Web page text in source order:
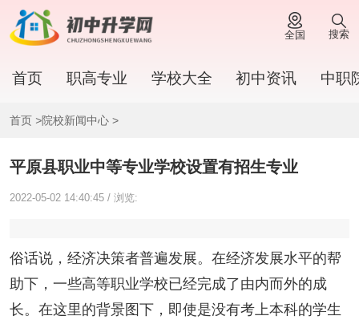
全国 搜索
首页 职高专业 学校大全 初中资讯 中职
首页 >院校新闻中心>
平原县职业中等专业学校设置有招生专业
2022-05-02 14:40:45 / 浏览:
俗话说，经济决策者普遍发展。在经济发展水平的帮
助下，一些高等职业学校已经完成了由内而外的成
长。在这里的背景图下，即使是没有考上本科的学生